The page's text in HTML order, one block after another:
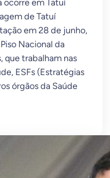
ocorre em Tatuí
de Tatuí
em 28 de junho,
Nacional da
que trabalham nas
ESFs (Estratégias
órgãos da Saúde